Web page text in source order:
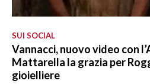
SUI SOCIAL
Vannacci, nuovo video con
Mattarella la grazia per
gioielliere